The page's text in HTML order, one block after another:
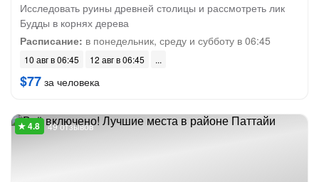
Исследовать руины древней столицы и рассмотреть лик
Будды в корнях дерева
Расписание: в понедельник, среду и субботу в 06:45
10 авг в 06:45 12 авг в 06:45
$77 за человека
49 отзывов